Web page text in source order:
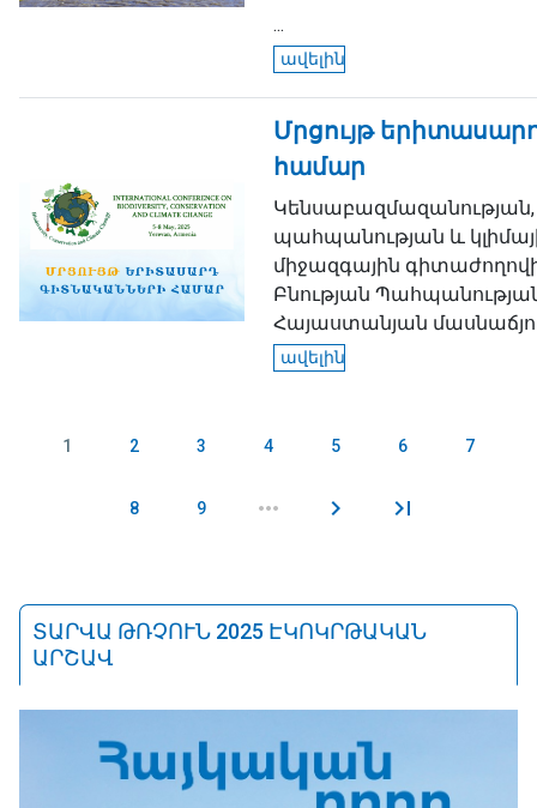
...
ավելին
Մրցույթ
համար
Կենսաբազմազանության,
պահպանության և
միջազգային
Բնության
Հայաստանյան
ավելին
Էջեր
1 2 3 4 5 6 7
8 9
ՏԱՐՎԱ ԹՌՉՈՒՆ 2025 ԷԿՈԿՐԹԱԿԱՆ
ԱՐՇԱՎ